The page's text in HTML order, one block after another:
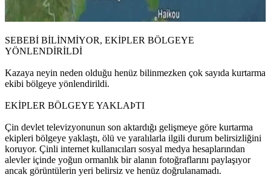
SEBEBİ BİLİNMİYOR, EKİPLER BÖLGEYE
YÖNLENDİRİLDİ
Kazaya neyin neden olduğu henüz bilinmezken çok sayıda kurtarma
ekibi bölgeye yönlendirildi.
EKİPLER BÖLGEYE YAKLAÞTI
Çin devlet televizyonunun son aktardığı gelişmeye göre kurtarma
ekipleri bölgeye yaklaştı, ölü ve yaralılarla ilgili durum belirsizliğini
koruyor. Çinli internet kullanıcıları sosyal medya hesaplarından
alevler içinde yoğun ormanlık bir alanın fotoğraflarını paylaşıyor
ancak görüntülerin yeri belirsiz ve henüz doğrulanamadı.